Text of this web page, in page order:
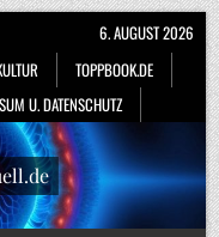
TOPPBOOK.DE
U. DATENSCHUTZ
6. AUGUST 2026